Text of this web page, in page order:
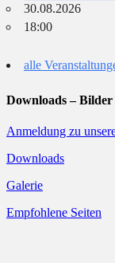
30.08.2026
18:00
alle
Downloads –
Anmeldung zu
Downloads
Galerie
Empfohlene Seiten